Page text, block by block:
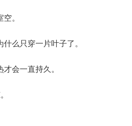
。
么只穿一片叶子了。
会一直持久。